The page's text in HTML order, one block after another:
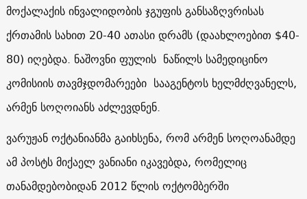
მოქალაქის ინვალიდობის ჯგუფის განსაზღვრისას
ქრთამის სახით 20-40 ათასი დრამს (დაახლოებით $40-
80) იღებდა. ნაშოვნი ფულის ნაწილს სამედიცინო
კომისიის თავმჯდომარეები სააგენტოს ხელმძღვანელს,
არმენ სოღოიანს აძლევდნენ.
ვარუჟან ოქტანიანმა გაიხსენა, რომ არმენ სოღოანამდე
ამ პოსტს მიქაელ ვანიანი იკავებდა, რომელიც
თანამდებობიდან 2012 წლის ოქტომბერში